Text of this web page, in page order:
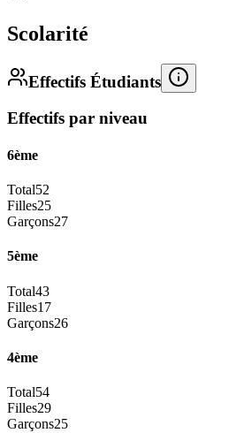
Scolarité
Effectifs Étudiants
Effectifs par niveau
6ème
Total52
Filles25
Garçons27
5ème
Total43
Filles17
Garçons26
4ème
Total54
Filles29
Garçons25